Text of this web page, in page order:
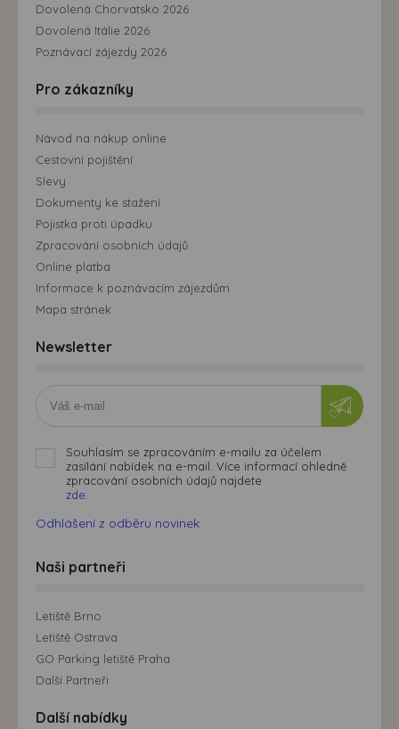
Dovolená Chorvatsko 2026
Dovolená Itálie 2026
Poznávací zájezdy 2026
Pro zákazníky
Návod na nákup online
Cestovní pojištění
Slevy
Dokumenty ke stažení
Pojistka proti úpadku
Zpracování osobních údajů
Online platba
Informace k poznávacím zájezdům
Mapa stránek
Newsletter
Souhlasím se zpracováním e-mailu za účelem
zasílání nabídek na e-mail. Více informací ohledně
zpracování osobních údajů najdete
zde.
Odhlášení z odběru novinek
Naši partneři
Letiště Brno
Letiště Ostrava
GO Parking letiště Praha
Další Partneři
Další nabídky